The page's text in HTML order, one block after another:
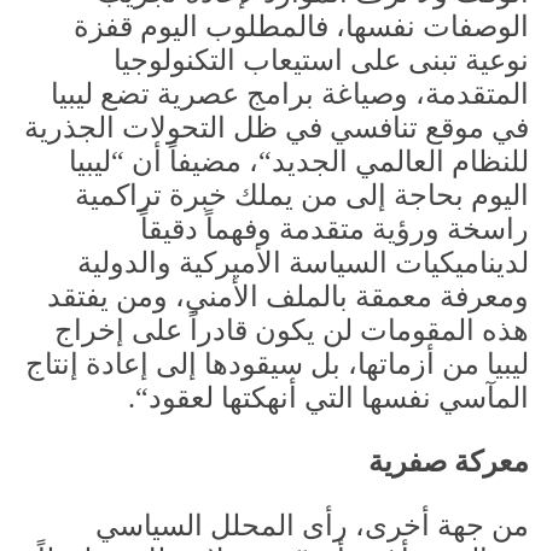
الوصفات نفسها، فالمطلوب اليوم قفزة
نوعية تبنى على استيعاب التكنولوجيا
المتقدمة، وصياغة برامج عصرية تضع ليبيا
في موقع تنافسي في ظل التحولات الجذرية
للنظام العالمي الجديد“، مضيفاً أن “ليبيا
اليوم بحاجة إلى من يملك خبرة تراكمية
راسخة ورؤية متقدمة وفهماً دقيقاً
لديناميكيات السياسة الأميركية والدولية
ومعرفة معمقة بالملف الأمني، ومن يفتقد
هذه المقومات لن يكون قادراً على إخراج
ليبيا من أزماتها، بل سيقودها إلى إعادة إنتاج
المآسي نفسها التي أنهكتها لعقود“.
معركة صفرية
من جهة أخرى، رأى المحلل السياسي